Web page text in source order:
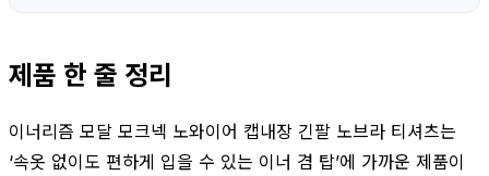
제품 한 줄 정리
이너리즘 모달 모크넥 노와이어 캡내장 긴팔 노브라 티셔츠는
‘속옷 없이도 편하게 입을 수 있는 이너 겸 탑’에 가까운 제품이